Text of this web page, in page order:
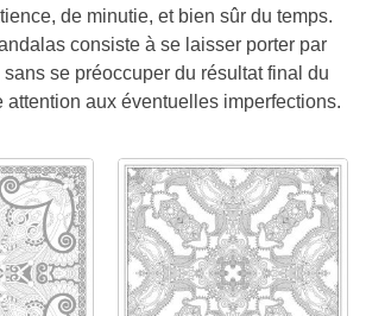
de minutie, et bien sûr du temps.
consiste à se laisser porter par
se préoccuper du résultat final du
attention aux éventuelles imperfections.